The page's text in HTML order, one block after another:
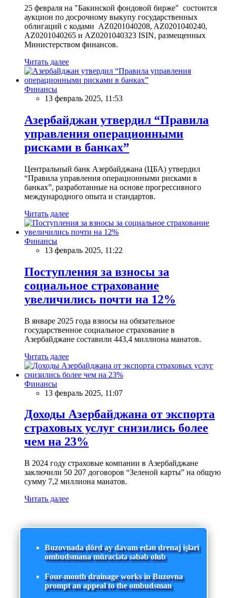
25 февраля на "Бакинской фондовой бирже" состоится
аукцион по досрочному выкупу государственных
облигаций с кодами AZ0201040208, AZ0201040240,
AZ0201040265 и AZ0201040323 ISIN, размещенных
Министерством финансов.
Читать далее
Финансы
13 февраль 2025, 11:53
Азербайджан утвердил “Правила
управления операционными
рисками в банках”
Центральный банк Азербайджана (ЦБА) утвердил
“Правила управления операционными рисками в
банках”, разработанные на основе прогрессивного
международного опыта и стандартов.
Читать далее
Финансы
13 февраль 2025, 11:22
Поступления за взносы за
социальное страхование
увеличились почти на 12%
В январе 2025 года взносы на обязательное
государственное социальное страхование в
Азербайджане составили 443,4 миллиона манатов.
Читать далее
Финансы
13 февраль 2025, 11:07
Доходы Азербайджана от экспорта
страховых услуг снизились более
чем на 23%
В 2024 году страховые компании в Азербайджане
заключили 50 207 договоров “Зеленой карты” на общую
сумму 7,2 миллиона манатов.
Читать далее
Buzovnada dörd ay davam edən drenaj işləri
ombudsmana müraciətə səbəb olub
Four-month drainage works in Buzovna
prompt an appeal to the ombudsman